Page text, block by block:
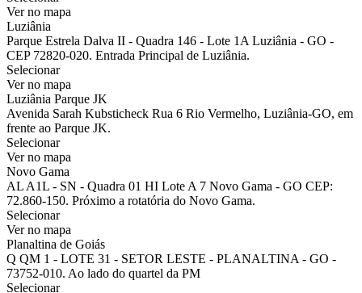
Ver no mapa
Luziânia
Parque Estrela Dalva II - Quadra 146 - Lote 1A Luziânia - GO -
CEP 72820-020. Entrada Principal de Luziânia.
Selecionar
Ver no mapa
Luziânia Parque JK
Avenida Sarah Kubsticheck Rua 6 Rio Vermelho, Luziânia-GO, em
frente ao Parque JK.
Selecionar
Ver no mapa
Novo Gama
AL A1L - SN - Quadra 01 HI Lote A 7 Novo Gama - GO CEP:
72.860-150. Próximo a rotatória do Novo Gama.
Selecionar
Ver no mapa
Planaltina de Goiás
Q QM 1 - LOTE 31 - SETOR LESTE - PLANALTINA - GO -
73752-010. Ao lado do quartel da PM
Selecionar